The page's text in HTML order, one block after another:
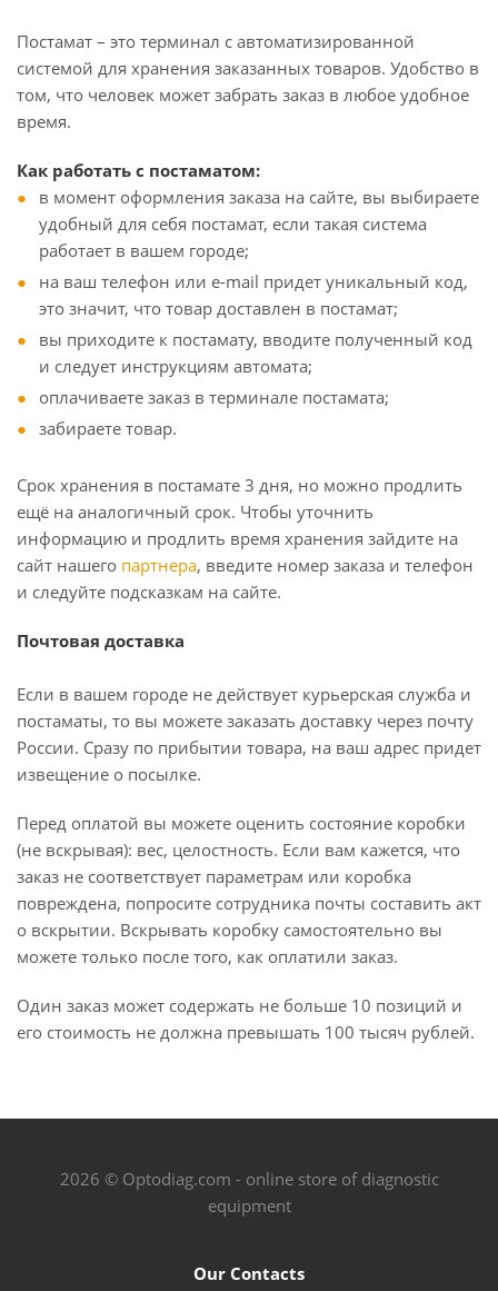
Постамат – это терминал с автоматизированной
системой для хранения заказанных товаров. Удобство в
том, что человек может забрать заказ в любое удобное
время.
Как работать с постаматом:
в момент оформления заказа на сайте, вы выбираете
удобный для себя постамат, если такая система
работает в вашем городе;
на ваш телефон или e-mail придет уникальный код,
это значит, что товар доставлен в постамат;
вы приходите к постамату, вводите полученный код
и следует инструкциям автомата;
оплачиваете заказ в терминале постамата;
забираете товар.
Срок хранения в постамате 3 дня, но можно продлить
ещё на аналогичный срок. Чтобы уточнить
информацию и продлить время хранения зайдите на
сайт нашего партнера, введите номер заказа и телефон
и следуйте подсказкам на сайте.
Почтовая доставка
Если в вашем городе не действует курьерская служба и
постаматы, то вы можете заказать доставку через почту
России. Сразу по прибытии товара, на ваш адрес придет
извещение о посылке.
Перед оплатой вы можете оценить состояние коробки
(не вскрывая): вес, целостность. Если вам кажется, что
заказ не соответствует параметрам или коробка
повреждена, попросите сотрудника почты составить акт
о вскрытии. Вскрывать коробку самостоятельно вы
можете только после того, как оплатили заказ.
Один заказ может содержать не больше 10 позиций и
его стоимость не должна превышать 100 тысяч рублей.
2026 © Optodiag.com - online store of diagnostic
equipment
Our Contacts